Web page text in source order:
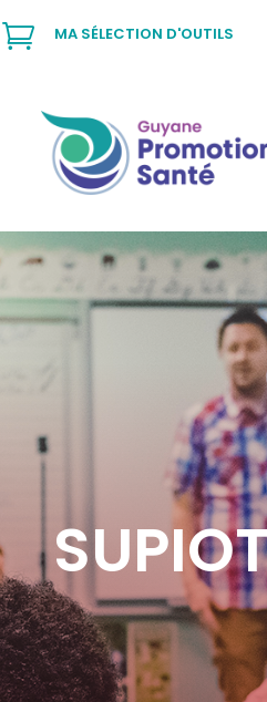
 MA SÉLECTION D'OUTILS